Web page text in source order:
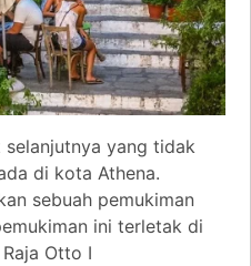
yang tidak
di kota Athena.
sebuah pemukiman
ini terletak di
Otto I